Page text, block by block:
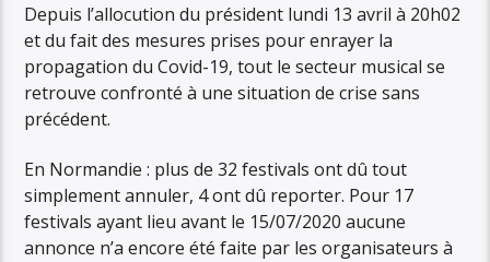
Depuis l’allocution du président lundi 13 avril à 20h02
et du fait des mesures prises pour enrayer la
propagation du Covid-19, tout le secteur musical se
retrouve confronté à une situation de crise sans
précédent.
En Normandie : plus de 32 festivals ont dû tout
simplement annuler, 4 ont dû reporter. Pour 17
festivals ayant lieu avant le 15/07/2020 aucune
annonce n’a encore été faite par les organisateurs à